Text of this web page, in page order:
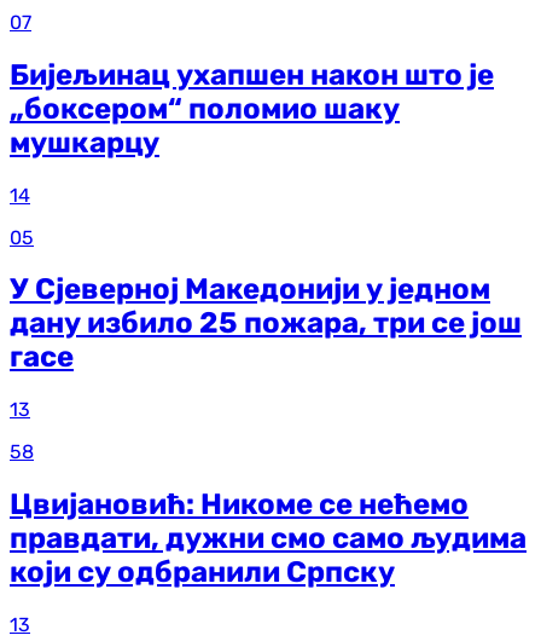
07
Бијељинац ухапшен након што је
„боксером“ поломио шаку
мушкарцу
14
05
У Сјеверној Македонији у једном
дану избило 25 пожара, три се још
гасе
13
58
Цвијановић: Никоме се нећемо
правдати, дужни смо само људима
који су одбранили Српску
13